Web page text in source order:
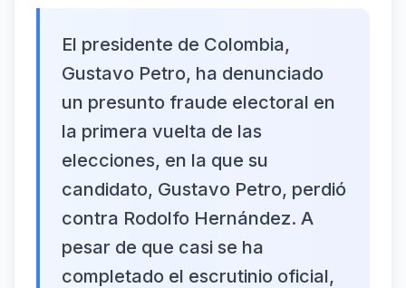
El presidente de Colombia,
Gustavo Petro, ha denunciado
un presunto fraude electoral en
la primera vuelta de las
elecciones, en la que su
candidato, Gustavo Petro, perdió
contra Rodolfo Hernández. A
pesar de que casi se ha
completado el escrutinio oficial,